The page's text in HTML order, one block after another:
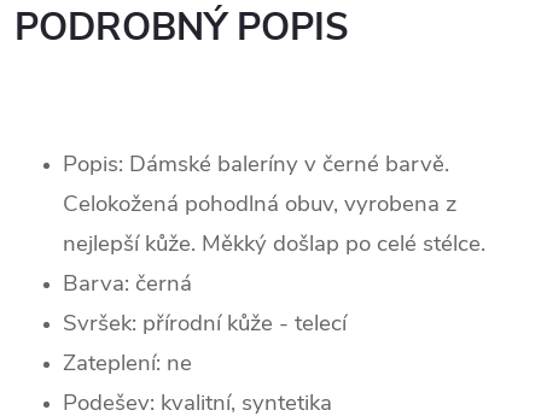
PODROBNÝ POPIS
Popis: Dámské baleríny v černé barvě.
Celokožená pohodlná obuv, vyrobena z
nejlepší kůže. Měkký došlap po celé stélce.
Barva: černá
Svršek: přírodní kůže - telecí
Zateplení: ne
Podešev: kvalitní, syntetika